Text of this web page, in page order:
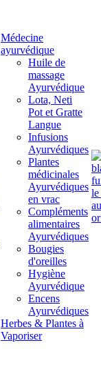
Médecine
ayurvédique
Huile de
massage
Ayurvédique
Lota, Neti
Pot et Gratte
Langue
Infusions
Ayurvédiques
Plantes
médicinales
Ayurvédiques
en vrac
Compléments
alimentaires
Ayurvédiques
Bougies
d'oreilles
Hygiène
Ayurvédique
Encens
Ayurvédiques
Herbes & Plantes à
Vaporiser